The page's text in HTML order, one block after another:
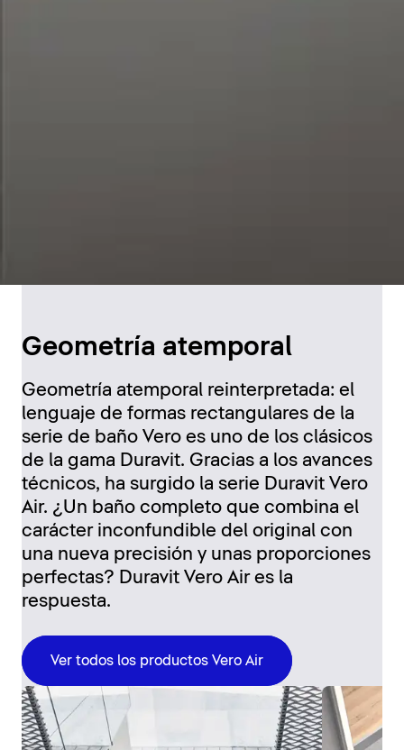
Geometría atemporal
Geometría atemporal reinterpretada: el
lenguaje de formas rectangulares de la
serie de baño Vero es uno de los clásicos
de la gama Duravit. Gracias a los avances
técnicos, ha surgido la serie Duravit Vero
Air. ¿Un baño completo que combina el
carácter inconfundible del original con
una nueva precisión y unas proporciones
perfectas? Duravit Vero Air es la
respuesta.
Ver todos los productos Vero Air